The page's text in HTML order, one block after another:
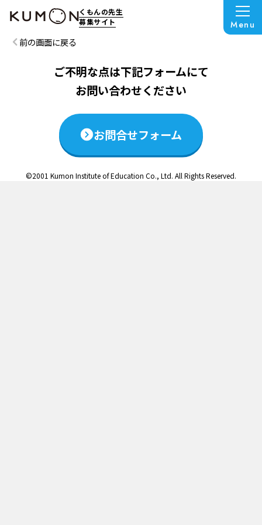
くもんの先生
募集サイト
Menu
この説明会は終了いたしました
前の画面に戻る
ご不明な点は下記フォームにて
お問い合わせください
お問合せフォーム
©2001 Kumon Institute of Education Co., Ltd. All Rights Reserved.